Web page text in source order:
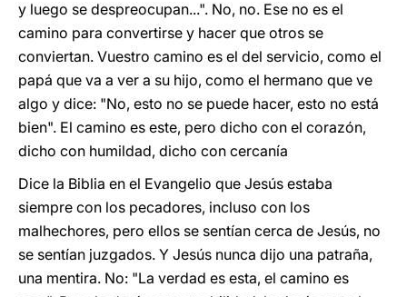
y luego se despreocupan...". No, no. Ese no es el
camino para convertirse y hacer que otros se
conviertan. Vuestro camino es el del servicio, como el
papá que va a ver a su hijo, como el hermano que ve
algo y dice: "No, esto no se puede hacer, esto no está
bien". El camino es este, pero dicho con el corazón,
dicho con humildad, dicho con cercanía
Dice la Biblia en el Evangelio que Jesús estaba
siempre con los pecadores, incluso con los
malhechores, pero ellos se sentían cerca de Jesús, no
se sentían juzgados. Y Jesús nunca dijo una patraña,
una mentira. No: "La verdad es esta, el camino es